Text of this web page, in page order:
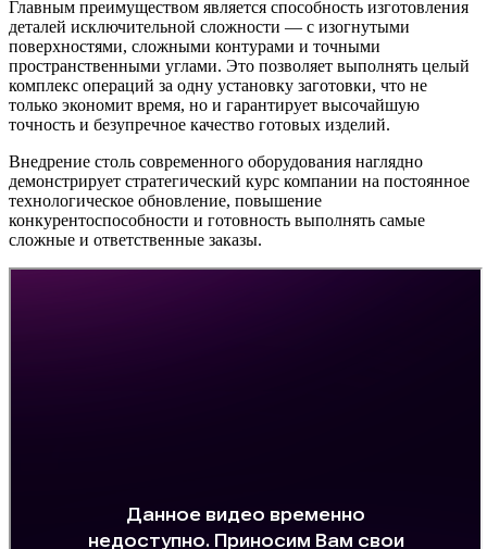
Главным преимуществом является способность изготовления
деталей исключительной сложности — с изогнутыми
поверхностями, сложными контурами и точными
пространственными углами. Это позволяет выполнять целый
комплекс операций за одну установку заготовки, что не
только экономит время, но и гарантирует высочайшую
точность и безупречное качество готовых изделий.
Внедрение столь современного оборудования наглядно
демонстрирует стратегический курс компании на постоянное
технологическое обновление, повышение
конкурентоспособности и готовность выполнять самые
сложные и ответственные заказы.